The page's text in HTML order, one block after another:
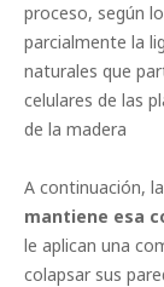
proceso, según
parcialmente la
naturales que
celulares de las
de la madera
A continuación,
mantiene esa
le aplican una
colapsar sus